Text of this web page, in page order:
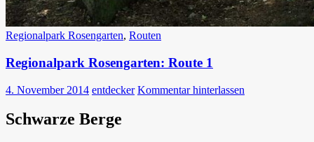
Regionalpark Rosengarten, Routen
Regionalpark Rosengarten: Route 1
4. November 2014 entdecker Kommentar hinterlassen
Schwarze Berge